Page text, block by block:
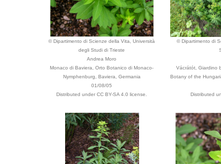
© Dipartimento di Scienze della Vita, Università
degli Studi di Trieste
Andrea Moro
Monaco di Baviera, Orto Botanico di Monaco-
Nymphenburg, Baviera, Germania
01/08/05
Distributed under CC BY-SA 4.0 license.
© Dipartimento di
Vácrátót, Giardino
Botany of the
Distributed